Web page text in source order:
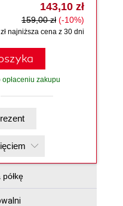
143,10 zł
159,00 zł (-10%)
najniższa cena z 30 dni
zakupu
na prezent